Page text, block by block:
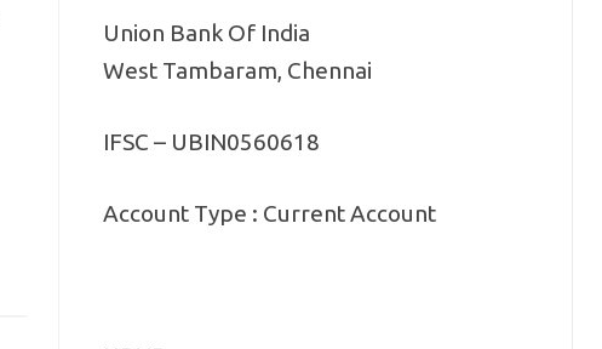
Union Bank Of India
West Tambaram, Chennai
IFSC – UBIN0560618
Account Type : Current Account